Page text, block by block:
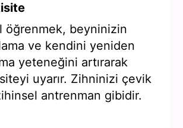
öğrenmek, beyninizin
ve kendini yeniden
yeteneğini artırarak
uyarır. Zihninizi çevik
antrenman gibidir.